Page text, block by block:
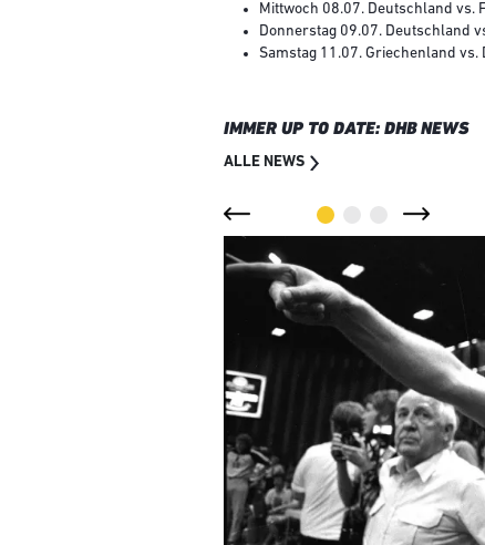
Mittwoch 08.07. Deutschland vs.
Donnerstag 09.07. Deutschland
Samstag 11.07. Griechenland vs.
IMMER UP TO DATE: DHB NEWS
ALLE NEWS